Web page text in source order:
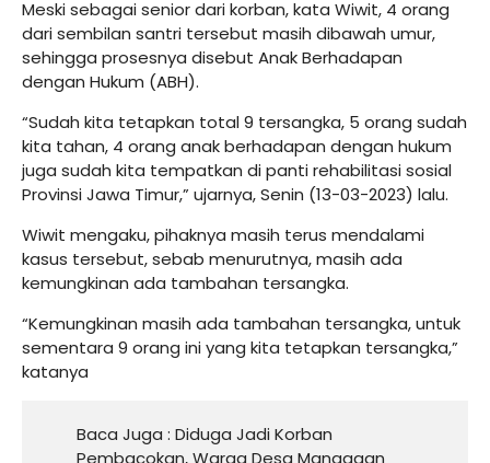
Meski sebagai senior dari korban, kata Wiwit, 4 orang
dari sembilan santri tersebut masih dibawah umur,
sehingga prosesnya disebut Anak Berhadapan
dengan Hukum (ABH).
“Sudah kita tetapkan total 9 tersangka, 5 orang sudah
kita tahan, 4 orang anak berhadapan dengan hukum
juga sudah kita tempatkan di panti rehabilitasi sosial
Provinsi Jawa Timur,” ujarnya, Senin (13-03-2023) lalu.
Wiwit mengaku, pihaknya masih terus mendalami
kasus tersebut, sebab menurutnya, masih ada
kemungkinan ada tambahan tersangka.
“Kemungkinan masih ada tambahan tersangka, untuk
sementara 9 orang ini yang kita tetapkan tersangka,”
katanya
Baca Juga : Diduga Jadi Korban
Pembacokan, Warga Desa Manggaan